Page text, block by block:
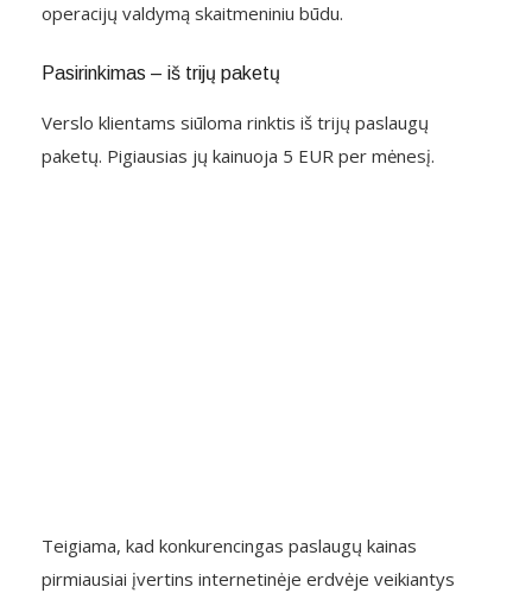
operacijų valdymą skaitmeniniu būdu.
Pasirinkimas – iš trijų paketų
Verslo klientams siūloma rinktis iš trijų paslaugų
paketų. Pigiausias jų kainuoja 5 EUR per mėnesį.
Teigiama, kad konkurencingas paslaugų kainas
pirmiausiai įvertins internetinėje erdvėje veikiantys